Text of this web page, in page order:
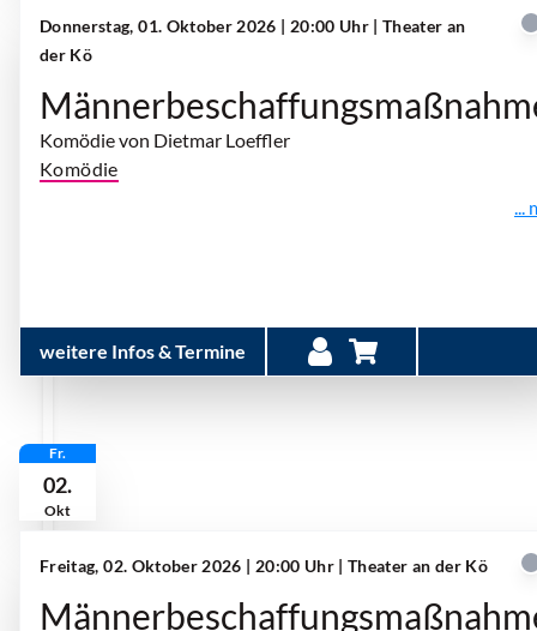
Donnerstag, 01. Oktober 2026 | 20:00 Uhr | Theater an
der Kö
Komödie von Dietmar Loeffler
Komödie
...
weitere Infos & Termine
Fr.
02.
Okt
Freitag, 02. Oktober 2026 | 20:00 Uhr | Theater an der Kö